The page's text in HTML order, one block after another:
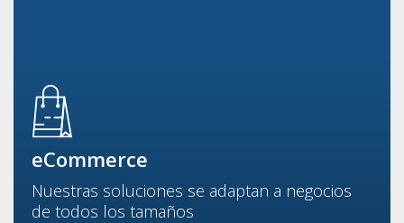
eCommerce
Nuestras soluciones se adaptan a negocios
de todos los tamaños